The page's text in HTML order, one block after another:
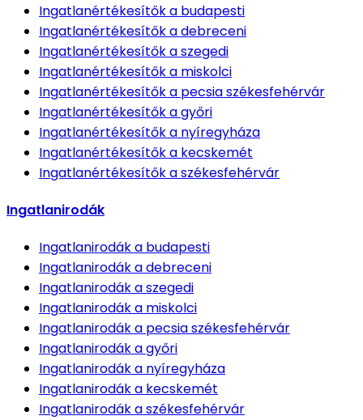
Ingatlanértékesítőka budapesti
Ingatlanértékesítőka debreceni
Ingatlanértékesítőka szegedi
Ingatlanértékesítőka miskolci
Ingatlanértékesítőka pecsia székesfehérvár
Ingatlanértékesítőka győri
Ingatlanértékesítőka nyíregyháza
Ingatlanértékesítőka kecskemét
Ingatlanértékesítőka székesfehérvár
Ingatlanirodák
Ingatlanirodáka budapesti
Ingatlanirodáka debreceni
Ingatlanirodáka szegedi
Ingatlanirodáka miskolci
Ingatlanirodáka pecsia székesfehérvár
Ingatlanirodáka győri
Ingatlanirodáka nyíregyháza
Ingatlanirodáka kecskemét
Ingatlanirodáka székesfehérvár